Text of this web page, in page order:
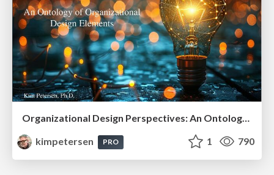
Organizational Design Perspectives: An Ontology of Organizational Design Elements
kimpetersen
PRO 1 790